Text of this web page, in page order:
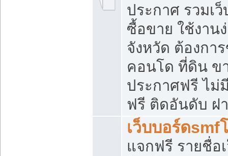
ประกาศ รวมเ
ซื้อขาย ใช้งาน
จังหวัด ต้องกา
คอนโด ที่ดิน ข
ประกาศฟรี ไม่
ฟรี ติดอันดับ ฝ
เว็บบอร์ดsmf
แจกฟรี รายชื่อ